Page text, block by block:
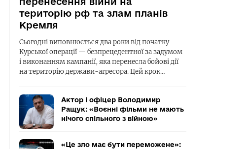
територію рф та злам планів
Кремля
Сьогодні виповнюється два роки від початку
Курської операції — безпрецедентної за задумом
і виконанням кампанії, яка перенесла бойові дії
на територію держави-агресора. Цей крок…
Актор і офіцер Володимир
Ращук: «Воєнні фільми не мають
нічого спільного з війною»
«Це зло має бути переможене»: